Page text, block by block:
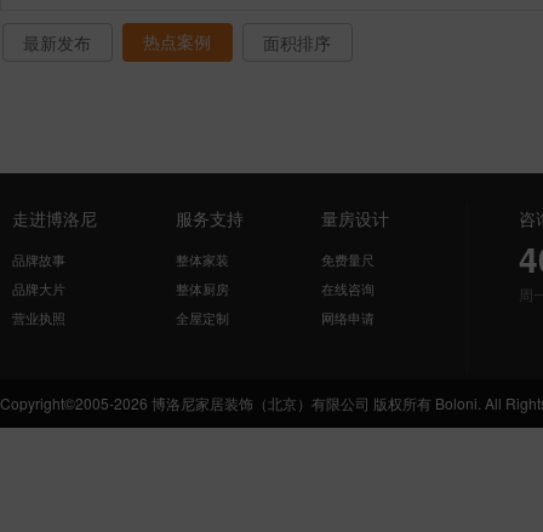
最新发布 热点案例 面积排序
走进博洛尼
品牌故事
品牌大片
营业执照
服务支持
整体家装
整体厨房
全屋定制
量房设计
免费量尺
在线咨询
网络申请
咨
周
Copyright©2005-2026 博洛尼家居装饰（北京）有限公司 版权所有 Boloni. All